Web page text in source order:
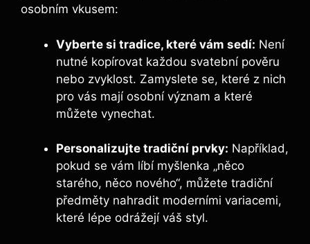
osobním vkusem:
Vyberte si tradice, které vám sedí: Není
nutné kopírovat každou svatební pověru
nebo zvyklost. Zamyslete se, které z nich
pro vás mají osobní význam a které
můžete vynechat.
Personalizujte tradiční prvky: Například,
pokud se vám líbí myšlenka „něco
starého, něco nového“, můžete tradiční
předměty nahradit moderními variacemi,
které lépe odrážejí váš styl.